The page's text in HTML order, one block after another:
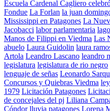
Escuela Cardenal Cagliero
Fondue La Forlan la juan
Mississippi en Patagones La
Jacobacci labor parlamentaria
Manos de Filippi en Viedma Las
abuelo Laura Guidolin laura
Artola Leandro Lascano leandro
legislatura legislatura de rio negro
lenguaje de señas Leonardo
Concursos y Quiebras Viedma
1979 Licitación Patagones
de concejales del pj Liliana
Cóndor lluvia patagones Lorena